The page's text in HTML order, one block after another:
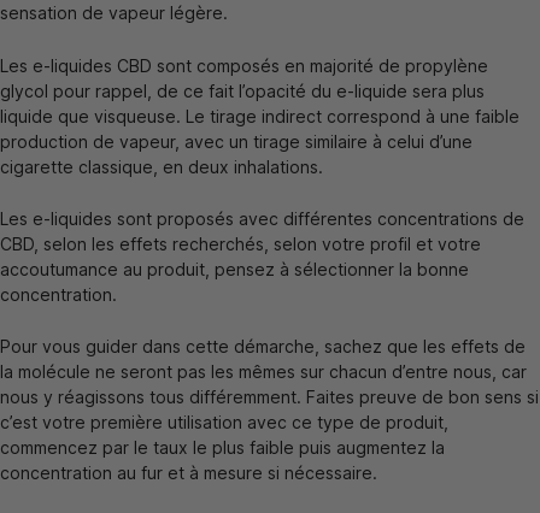
sensation de vapeur légère.
Les e-liquides CBD sont composés en majorité de propylène
glycol pour rappel, de ce fait l’opacité du e-liquide sera plus
liquide que visqueuse. Le tirage indirect correspond à une faible
production de vapeur, avec un tirage similaire à celui d’une
cigarette classique, en deux inhalations.
Les e-liquides sont proposés avec différentes concentrations de
CBD, selon les effets recherchés, selon votre profil et votre
accoutumance au produit, pensez à sélectionner la bonne
concentration.
Pour vous guider dans cette démarche, sachez que les effets de
la molécule ne seront pas les mêmes sur chacun d’entre nous, car
nous y réagissons tous différemment. Faites preuve de bon sens si
c’est votre première utilisation avec ce type de produit,
commencez par le taux le plus faible puis augmentez la
concentration au fur et à mesure si nécessaire.